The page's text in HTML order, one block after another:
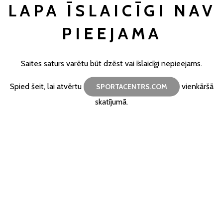
LAPA ĪSLAICĪGI NAV
PIEEJAMA
Saites saturs varētu būt dzēst vai īslaicīgi nepieejams.
Spied šeit, lai atvērtu SPORTACENTRS.COM
vienkāršā
skatījumā.